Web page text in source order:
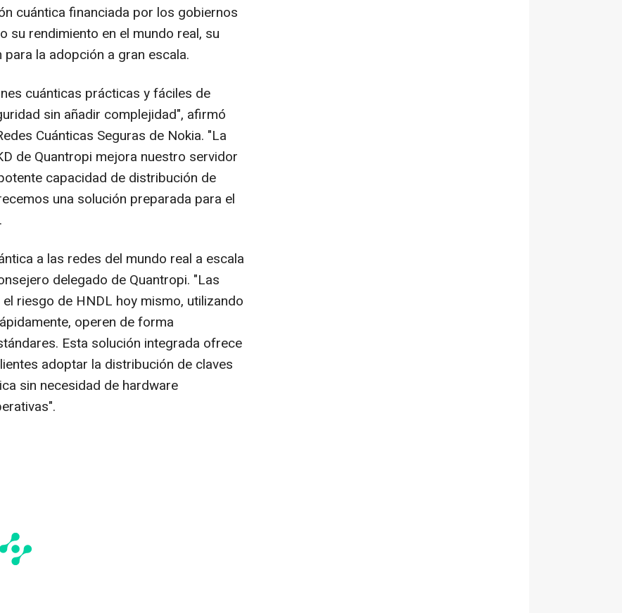
cuántica financiada por los gobiernos
su rendimiento en el mundo real, su
la adopción a gran escala.
cuánticas prácticas y fáciles de
sin añadir complejidad", afirmó
Cuánticas Seguras de Nokia. "La
de Quantropi mejora nuestro servidor
capacidad de distribución de
una solución preparada para el
a las redes del mundo real a escala
delegado de Quantropi. "Las
riesgo de HNDL hoy mismo, utilizando
operen de forma
Esta solución integrada ofrece
adoptar la distribución de claves
sin necesidad de hardware